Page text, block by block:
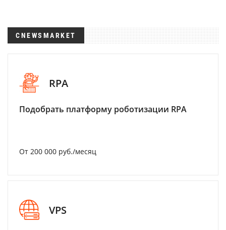
CNEWSMARKET
RPA
Подобрать платформу роботизации RPA
От 200 000 руб./месяц
VPS